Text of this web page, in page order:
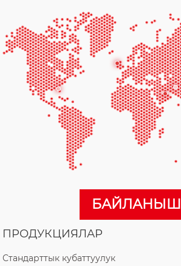
БАЙЛАНЫШ
ПРОДУКЦИЯЛАР
Стандарттык кубаттуулук